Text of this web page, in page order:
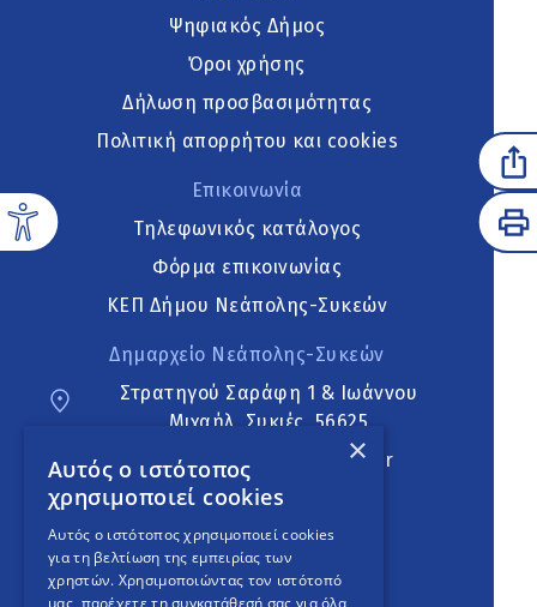
Ψηφιακός Δήμος
Όροι χρήσης
Δήλωση προσβασιμότητας
Πολιτική απορρήτου και cookies
Επικοινωνία
Τηλεφωνικός κατάλογος
Φόρμα επικοινωνίας
ΚΕΠ Δήμου Νεάπολης-Συκεών
Δημαρχείο Νεάπολης-Συκεών
Στρατηγού Σαράφη 1 & Ιωάννου
Μιχαήλ, Συκιές, 56625
neapoli.sykies@ddt.gov.gr
Ακολουθήστε
×
Αυτός ο ιστότοπος
χρησιμοποιεί cookies
Αυτός ο ιστότοπος χρησιμοποιεί cookies
για τη βελτίωση της εμπειρίας των
χρηστών. Χρησιμοποιώντας τον ιστότοπό
μας, παρέχετε τη συγκατάθεσή σας για όλα